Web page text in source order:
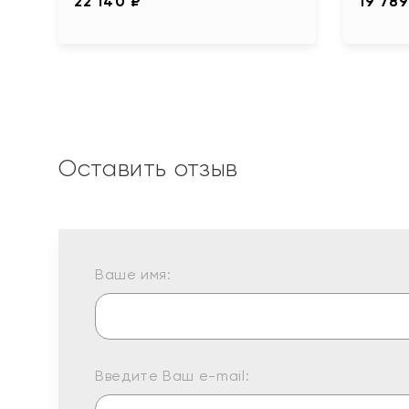
Оставить отзыв
Ваше имя:
Введите Ваш e-mail: